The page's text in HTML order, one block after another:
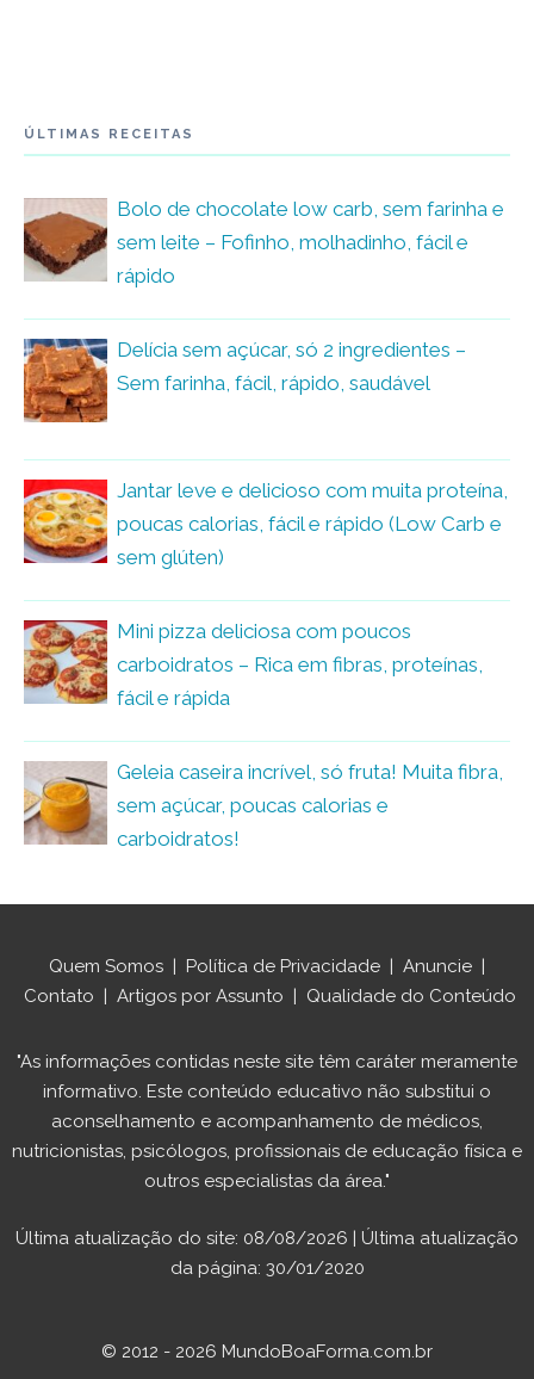
ÚLTIMAS RECEITAS
Bolo de chocolate low carb, sem farinha e
sem leite – Fofinho, molhadinho, fácil e
rápido
Delícia sem açúcar, só 2 ingredientes –
Sem farinha, fácil, rápido, saudável
Jantar leve e delicioso com muita proteína,
poucas calorias, fácil e rápido (Low Carb e
sem glúten)
Mini pizza deliciosa com poucos
carboidratos – Rica em fibras, proteínas,
fácil e rápida
Geleia caseira incrível, só fruta! Muita fibra,
sem açúcar, poucas calorias e
carboidratos!
Quem Somos | Política de Privacidade | Anuncie |
Contato | Artigos por Assunto | Qualidade do Conteúdo
"As informações contidas neste site têm caráter meramente
informativo. Este conteúdo educativo não substitui o
aconselhamento e acompanhamento de médicos,
nutricionistas, psicólogos, profissionais de educação física e
outros especialistas da área."
Última atualização do site: 08/08/2026 | Última atualização
da página: 30/01/2020
© 2012 - 2026 MundoBoaForma.com.br